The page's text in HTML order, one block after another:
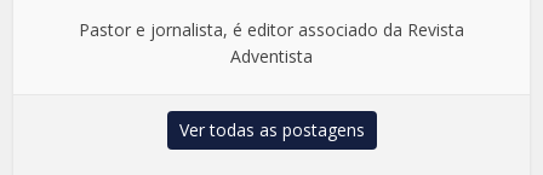
Pastor e jornalista, é editor associado da Revista
Adventista
Ver todas as postagens